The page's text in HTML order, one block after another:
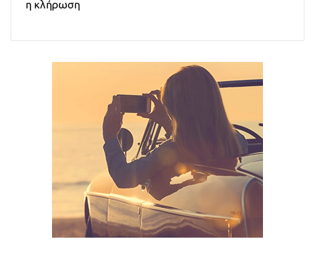
η κλήρωση